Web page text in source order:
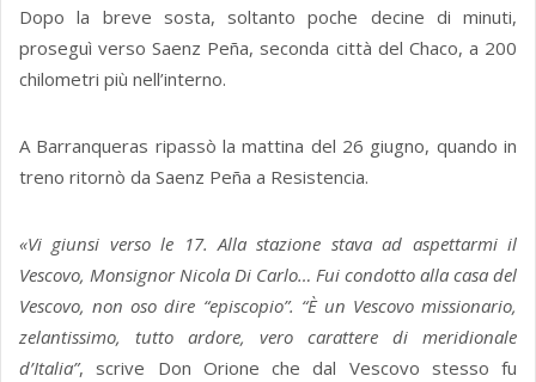
Dopo la breve sosta, soltanto poche decine di minuti,
proseguì verso Saenz Peña, seconda città del Chaco, a 200
chilometri più nell’interno.
A Barranqueras ripassò la mattina del 26 giugno, quando in
treno ritornò da Saenz Peña a Resistencia.
«Vi giunsi verso le 17. Alla stazione stava ad aspettarmi il
Vescovo, Monsignor Nicola Di Carlo… Fui condotto alla casa del
Vescovo, non oso dire “episcopio”. “È un Vescovo missionario,
zelantissimo, tutto ardore, vero carattere di meridionale
d’Italia”, scrive Don Orione che dal Vescovo stesso fu